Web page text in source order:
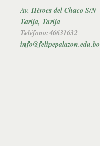
Av. Héroes del Chaco S/N
Tarija, Tarija
Teléfono:46631632
info@felipepalazon.edu.bo